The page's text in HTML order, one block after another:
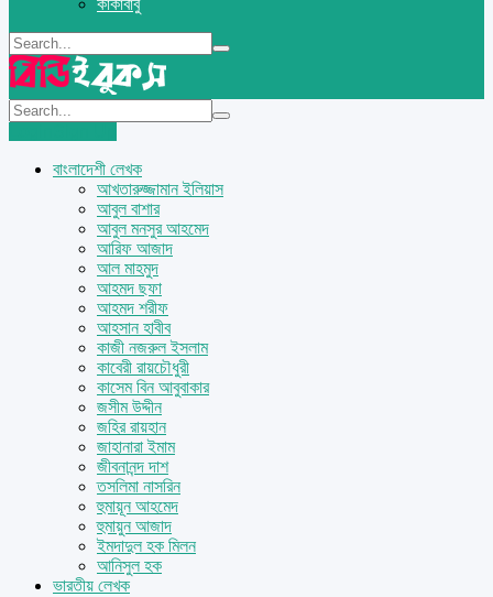
কাকাবাবু
বাংলাদেশী লেখক
আখতারুজ্জামান ইলিয়াস
আবুল বাশার
আবুল মনসুর আহমেদ
আরিফ আজাদ
আল মাহমুদ
আহমদ ছফা
আহমদ শরীফ
আহসান হাবীব
কাজী নজরুল ইসলাম
কাবেরী রায়চৌধুরী
কাসেম বিন আবুবাকার
জসীম উদ্দীন
জহির রায়হান
জাহানারা ইমাম
জীবনানন্দ দাশ
তসলিমা নাসরিন
হুমায়ূন আহমেদ
হুমায়ুন আজাদ
ইমদাদুল হক মিলন
আনিসুল হক
ভারতীয় লেখক